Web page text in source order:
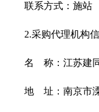
联系方式： 施站
2.采购代理机构
名 称：江苏建
地 址：南京市